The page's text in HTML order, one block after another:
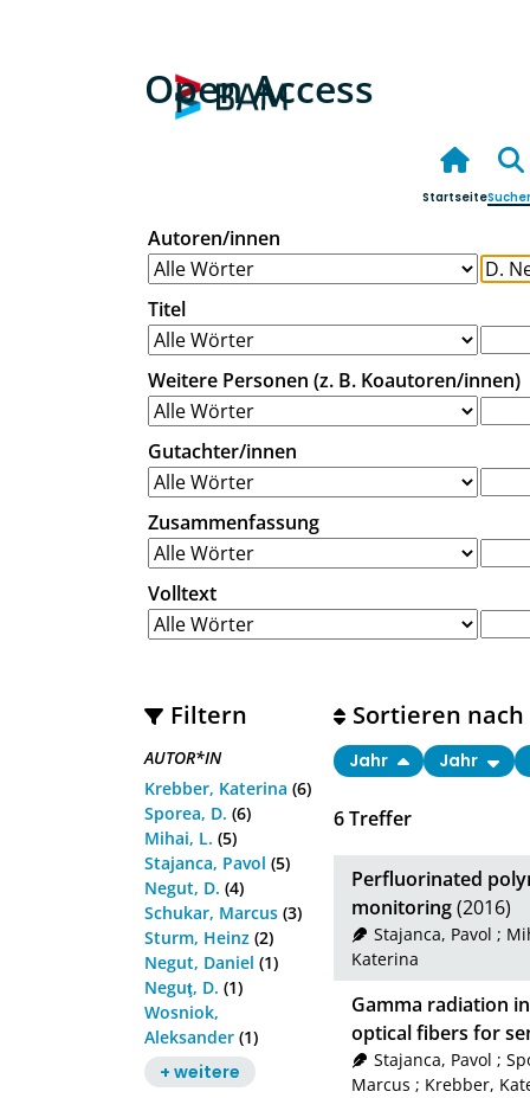
Open Access
Startseite
Autoren/innen
Titel
Weitere Personen (z. B. Koautoren/innen)
Gutachter/innen
Zusammenfassung
Volltext
Filtern
AUTOR*IN
Krebber, Katerina (6)
Sporea, D. (6)
Mihai, L. (5)
Stajanca, Pavol (5)
Negut, D. (4)
Schukar, Marcus (3)
Sturm, Heinz (2)
Negut, Daniel (1)
Neguţ, D. (1)
Wosniok,
Aleksander (1)
+ weitere
6Treffer
Sortieren nach
Jahr Jahr
Perfluorinated
monitoring(2016)
Stajanca, Pavol ;
Katerina
Gamma radiation
optical fibers for
Stajanca, Pavol ;
Marcus ; Krebber,